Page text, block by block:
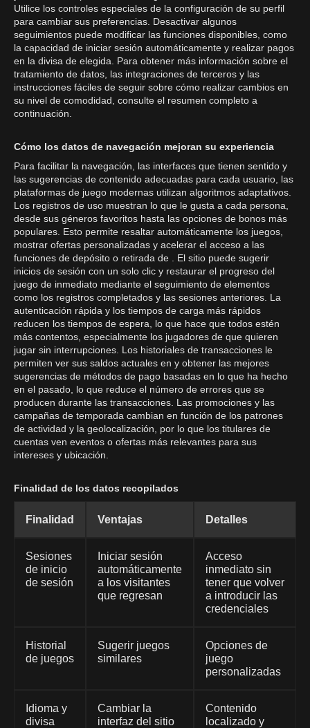
Utilice los controles especiales de la configuración de su perfil
para cambiar sus preferencias. Desactivar algunos
seguimientos puede modificar las funciones disponibles, como
la capacidad de iniciar sesión automáticamente y realizar pagos
en la divisa de elegida. Para obtener más información sobre el
tratamiento de datos, las integraciones de terceros y las
instrucciones fáciles de seguir sobre cómo realizar cambios en
su nivel de comodidad, consulte el resumen completo a
continuación.
Cómo los datos de navegación mejoran su experiencia
Para facilitar la navegación, las interfaces que tienen sentido y
las sugerencias de contenido adecuadas para cada usuario, las
plataformas de juego modernas utilizan algoritmos adaptativos.
Los registros de uso muestran lo que le gusta a cada persona,
desde sus géneros favoritos hasta las opciones de bonos más
populares. Esto permite resaltar automáticamente los juegos,
mostrar ofertas personalizadas y acelerar el acceso a las
funciones de depósito o retirada de . El sitio puede sugerir
inicios de sesión con un solo clic y restaurar el progreso del
juego de inmediato mediante el seguimiento de elementos
como los registros completados y las sesiones anteriores. La
autenticación rápida y los tiempos de carga más rápidos
reducen los tiempos de espera, lo que hace que todos estén
más contentos, especialmente los jugadores de que quieren
jugar sin interrupciones. Los historiales de transacciones le
permiten ver sus saldos actuales en y obtener las mejores
sugerencias de métodos de pago basadas en lo que ha hecho
en el pasado, lo que reduce el número de errores que se
producen durante las transacciones. Las promociones y las
campañas de temporada cambian en función de los patrones
de actividad y la geolocalización, por lo que los titulares de
cuentas ven eventos o ofertas más relevantes para sus
intereses y ubicación.
Finalidad de los datos recopilados
Finalidad Ventajas Detalles
Sesiones
de inicio
de sesión
Iniciar sesión
automáticamente
a los visitantes
que regresan
Acceso
inmediato sin
tener que volver
a introducir las
credenciales
Historial
de juegos
Sugerir juegos
similares
Opciones de
juego
personalizadas
Idioma y
divisa
Cambiar la
interfaz del sitio
Contenido
localizado y